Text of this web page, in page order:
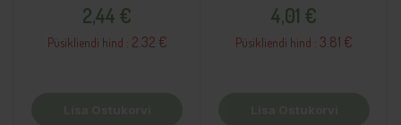
2,44 €
Püsikliendi hind : 2.32 €
4,01 €
Püsikliendi hind : 3.81 €